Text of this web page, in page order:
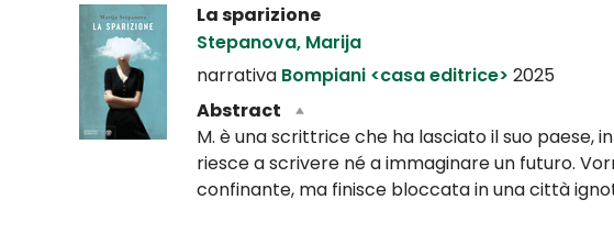
Dettaglio
del
documento
La sparizione
Stepanova, Marija
narrativa Bompiani <casa editrice> 2025
Abstract
M. è una scrittrice che ha lasciato il suo paese,
riesce a scrivere né a immaginare un futuro.
confinante, ma finisce bloccata in una città